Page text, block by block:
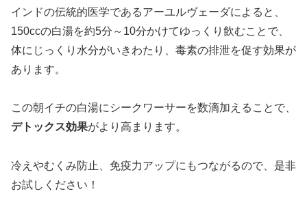
インドの伝統的医学であるアーユルヴェーダによると、
150ccの白湯を約5分～10分かけてゆっくり飲むことで、
体にじっくり水分がいきわたり、毒素の排泄を促す効果が
あります。
この朝イチの白湯にシークワーサーを数滴加えることで、
デトックス効果がより高まります。
冷えやむくみ防止、免疫力アップにもつながるので、是非
お試しください！